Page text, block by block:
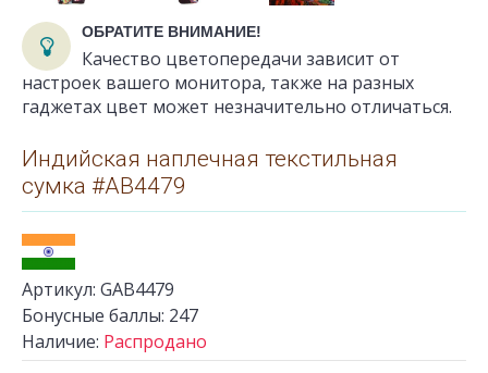
ОБРАТИТЕ ВНИМАНИЕ!
Качество цветопередачи зависит от
настроек вашего монитора, также на разных
гаджетах цвет может незначительно отличаться.
Индийская наплечная текстильная
сумка #АВ4479
Артикул: GАВ4479
Бонусные баллы: 247
Наличие: Распродано